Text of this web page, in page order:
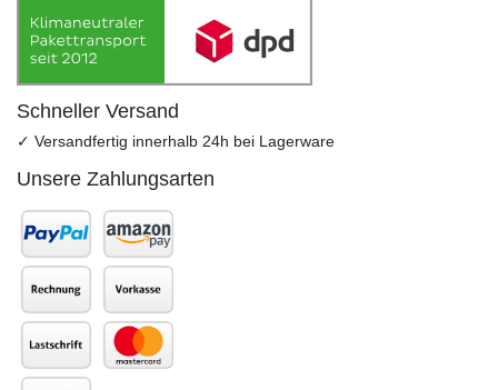
Schneller Versand
✓ Versandfertig innerhalb 24h bei Lagerware
Unsere Zahlungsarten